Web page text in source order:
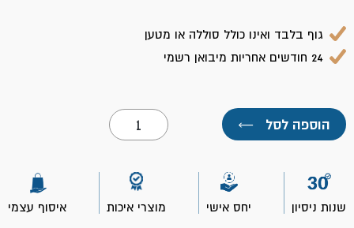
גוף בלבד ואינו כולל סוללה או מטען
24 חודשים אחריות מיבואן רשמי
הוספה לסל ←
כמות
של
גוף
DHR202Z
-
שנות ניסיון יחס אישי מוצרי איכות איסוף עצמי